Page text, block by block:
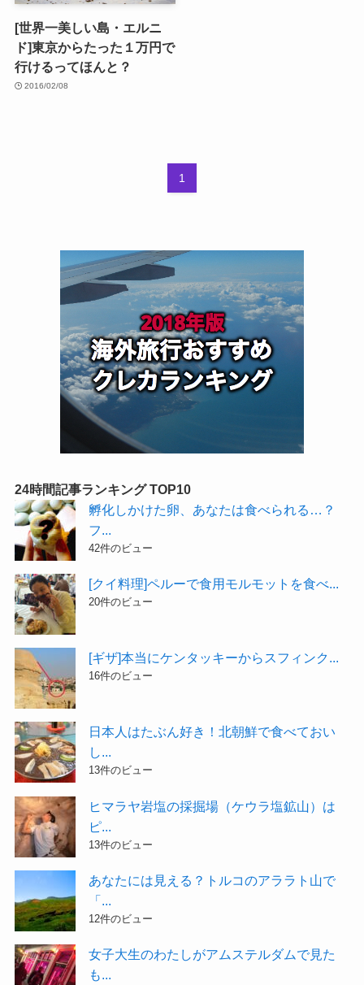
[世界一美しい島・エルニ
ド]東京からたった１万円で
行けるってほんと？
2016/02/08
1
24時間記事ランキング TOP10
孵化しかけた卵、あなたは食べられる…？
フ...
42件のビュー
[クイ料理]ペルーで食用モルモットを食べ...
20件のビュー
[ギザ]本当にケンタッキーからスフィンク...
16件のビュー
日本人はたぶん好き！北朝鮮で食べておい
し...
13件のビュー
ヒマラヤ岩塩の採掘場（ケウラ塩鉱山）は
ピ...
13件のビュー
あなたには見える？トルコのアララト山で
「...
12件のビュー
女子大生のわたしがアムステルダムで見た
も...